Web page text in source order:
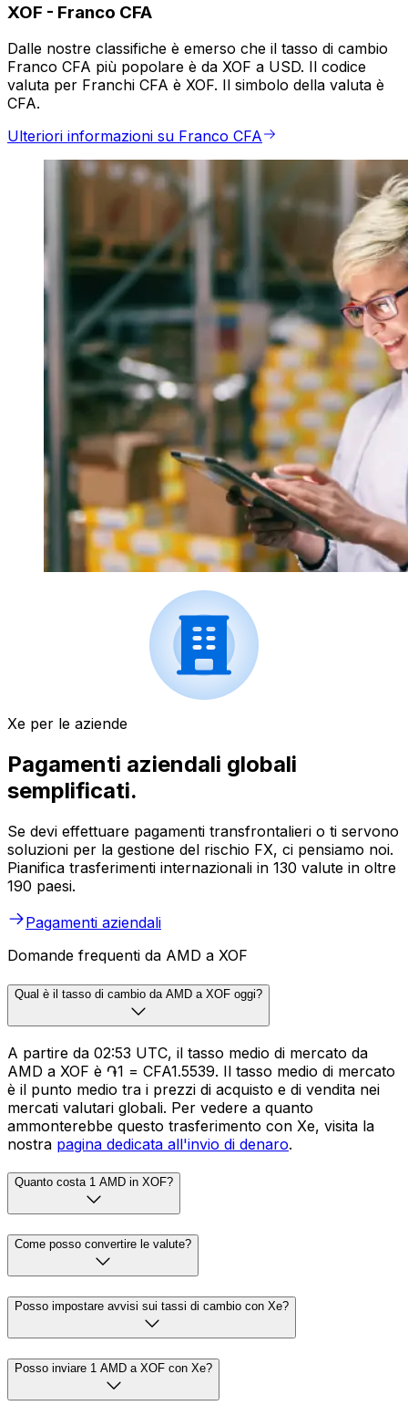
XOF - Franco CFA
Dalle nostre classifiche è emerso che il tasso di cambio
Franco CFA più popolare è da XOF a USD. Il codice
valuta per Franchi CFA è XOF. Il simbolo della valuta è
CFA.
Ulteriori informazioni su Franco CFA
Xe per le aziende
Pagamenti aziendali globali
semplificati.
Se devi effettuare pagamenti transfrontalieri o ti servono
soluzioni per la gestione del rischio FX, ci pensiamo noi.
Pianifica trasferimenti internazionali in 130 valute in oltre
190 paesi.
Pagamenti aziendali
Domande frequenti da AMD a XOF
Qual è il tasso di cambio da AMD a XOF oggi?
A partire da 02:53 UTC, il tasso medio di mercato da
AMD a XOF è ֏1 = CFA1.5539. Il tasso medio di mercato
è il punto medio tra i prezzi di acquisto e di vendita nei
mercati valutari globali. Per vedere a quanto
ammonterebbe questo trasferimento con Xe, visita la
nostra pagina dedicata all'invio di denaro.
Quanto costa 1 AMD in XOF?
Come posso convertire le valute?
Posso impostare avvisi sui tassi di cambio con Xe?
Posso inviare 1 AMD a XOF con Xe?